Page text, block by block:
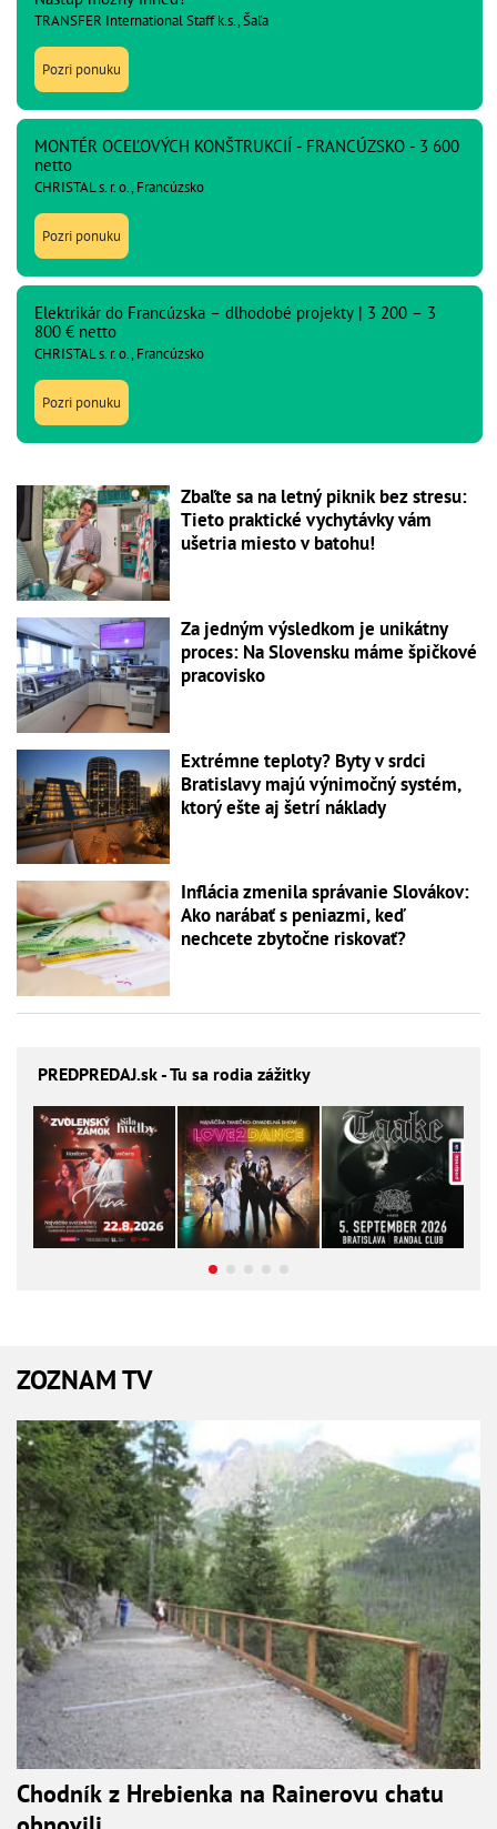
TRANSFER International Staff k.s., Šaľa
Pozri ponuku
MONTÉR OCEĽOVÝCH KONŠTRUKCIÍ - FRANCÚZSKO - 3 600
netto
CHRISTAL s. r. o., Francúzsko
Pozri ponuku
Elektrikár do Francúzska – dlhodobé projekty | 3 200 – 3
800 € netto
CHRISTAL s. r. o., Francúzsko
Pozri ponuku
Zbaľte sa na letný piknik bez stresu:
Tieto praktické vychytávky vám
ušetria miesto v batohu!
Za jedným výsledkom je unikátny
proces: Na Slovensku máme špičkové
pracovisko
Extrémne teploty? Byty v srdci
Bratislavy majú výnimočný systém,
ktorý ešte aj šetrí náklady
Inflácia zmenila správanie Slovákov:
Ako narábať s peniazmi, keď
nechcete zbytočne riskovať?
PREDPREDAJ.sk - Tu sa rodia zážitky
ZOZNAM TV
Chodník z Hrebienka na Rainerovu chatu